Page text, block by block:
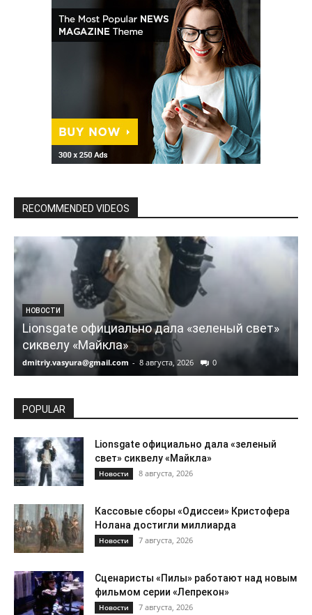
RECOMMENDED VIDEOS
НОВОСТИ
Lionsgate официально дала «зеленый свет»
сиквелу «Майкла»
dmitriy.vasyura@gmail.com - 8 августа, 2026 0
POPULAR
Lionsgate официально дала «зеленый
свет» сиквелу «Майкла»
Новости 8 августа, 2026
Кассовые сборы «Одиссеи» Кристофера
Нолана достигли миллиарда
Новости 7 августа, 2026
Сценаристы «Пилы» работают над новым
фильмом серии «Лепрекон»
Новости 7 августа, 2026